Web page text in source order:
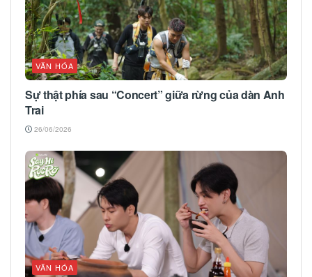
VĂN HÓA
Sự thật phía sau “Concert” giữa rừng của dàn Anh
Trai
26/06/2026
VĂN HÓA